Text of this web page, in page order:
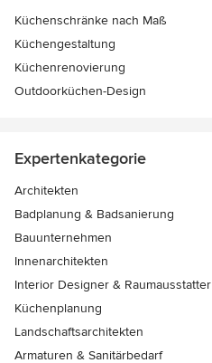
Küchenschränke nach Maß
Küchengestaltung
Küchenrenovierung
Outdoorküchen-Design
Expertenkategorie
Architekten
Badplanung & Badsanierung
Bauunternehmen
Innenarchitekten
Interior Designer & Raumausstatter
Küchenplanung
Landschaftsarchitekten
Armaturen & Sanitärbedarf